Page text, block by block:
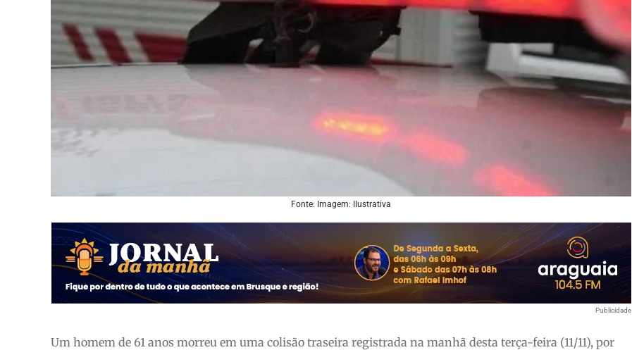
Fonte: Imagem: Ilustrativa
Publicidade
Um homem de 61 anos morreu em uma colisão traseira registrada na manhã desta terça-feira (11/11), por